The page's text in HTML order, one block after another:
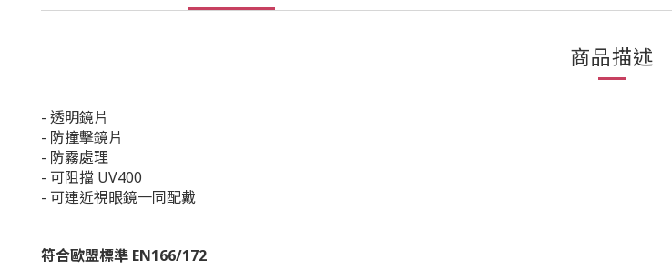
商品描述
- 透明鏡片
- 防撞擊鏡片
- 防霧處理
- 可阻擋 UV400
- 可連近視眼鏡一同配戴
符合歐盟標準 EN166/172